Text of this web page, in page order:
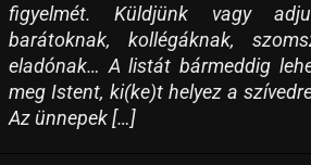
figyelmét. Küldjünk vagy
barátoknak, kollégáknak,
eladónak… A listát bármeddig
meg Istent, ki(ke)t helyez a
Az ünnepek […]